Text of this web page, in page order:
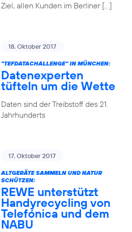
Ziel, allen Kunden im Berliner […]
18. Oktober 2017
"TEFDATACHALLENGE" IN MÜNCHEN:
Datenexperten
tüfteln um die Wette
Daten sind der Treibstoff des 21.
Jahrhunderts
17. Oktober 2017
ALTGERÄTE SAMMELN UND NATUR
SCHÜTZEN:
REWE unterstützt
Handyrecycling von
Telefónica und dem
NABU